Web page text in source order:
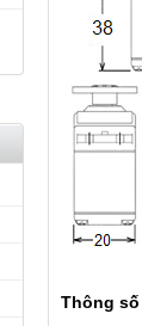
Thông